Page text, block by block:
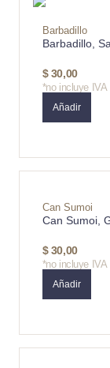
Barbadillo
Barbadillo,
$30,00
*no incluye IVA
Añadir
Can Sumoi
Can Sumoi,
$30,00
*no incluye IVA
Añadir